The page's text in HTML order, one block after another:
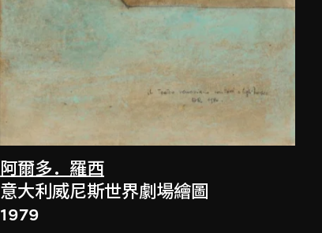
阿爾多．羅西
意大利威尼斯世界劇場繪圖
1979